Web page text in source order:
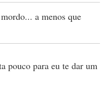
a menos que
pouco para eu te dar um